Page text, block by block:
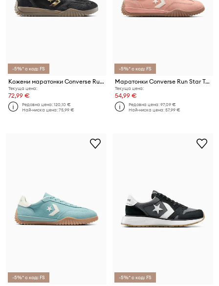
-5%* с код: FS
Кожени маратонки Converse Run Star Trainer
Текуща цена:
72,99 €
Редовна цена:120,10 €
Най-ниска цена:75,99 €
-5%* с код: FS
Маратонки Converse Run Star Trainer
Текуща цена:
54,99 €
Редовна цена:97,09 €
Най-ниска цена:57,99 €
-5%* с код: FS -5%* с код: FS